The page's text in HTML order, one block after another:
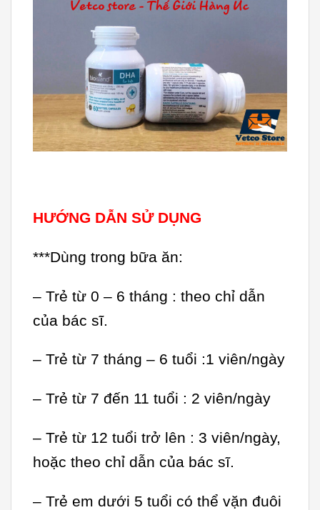
HƯỚNG DẪN SỬ DỤNG
***Dùng trong bữa ăn:
– Trẻ từ 0 – 6 tháng : theo chỉ dẫn
của bác sĩ.
– Trẻ từ 7 tháng – 6 tuổi :1 viên/ngày
– Trẻ từ 7 đến 11 tuổi : 2 viên/ngày
– Trẻ từ 12 tuổi trở lên : 3 viên/ngày,
hoặc theo chỉ dẫn của bác sĩ.
– Trẻ em dưới 5 tuổi có thể vặn đuôi